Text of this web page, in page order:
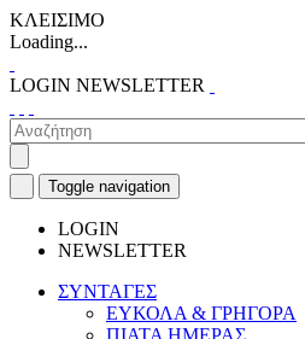
ΚΛΕΙΣΙΜΟ
Loading...
LOGIN NEWSLETTER
Toggle navigation
LOGIN
NEWSLETTER
ΣΥΝΤΑΓΕΣ
ΕΥΚΟΛΑ & ΓΡΗΓΟΡΑ
ΠΙΑΤΑ ΗΜΕΡΑΣ